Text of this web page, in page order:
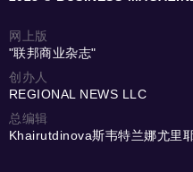
网上版
"联邦商业杂志"
创办人
REGIONAL NEWS LLC
总编辑
Khairutdinova斯韦特兰娜尤里